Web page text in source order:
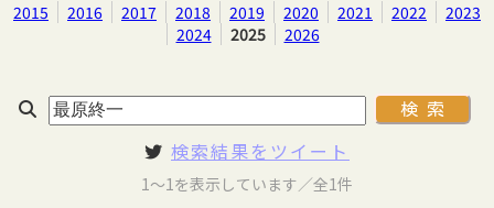
2015 2016 2017 2018 2019 2020 2021 2022
2023
2024
2025 2026
検索結果をツイート
1～1を表示しています／全1件